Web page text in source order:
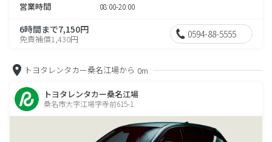
営業時間 08:00-20:00
6時間まで7,150円
免責補償1,430円 0594-88-5555
トヨタレンタカー桑名江場から 0m
トヨタレンタカー桑名江場
桑名市大字江場字寺前615-1